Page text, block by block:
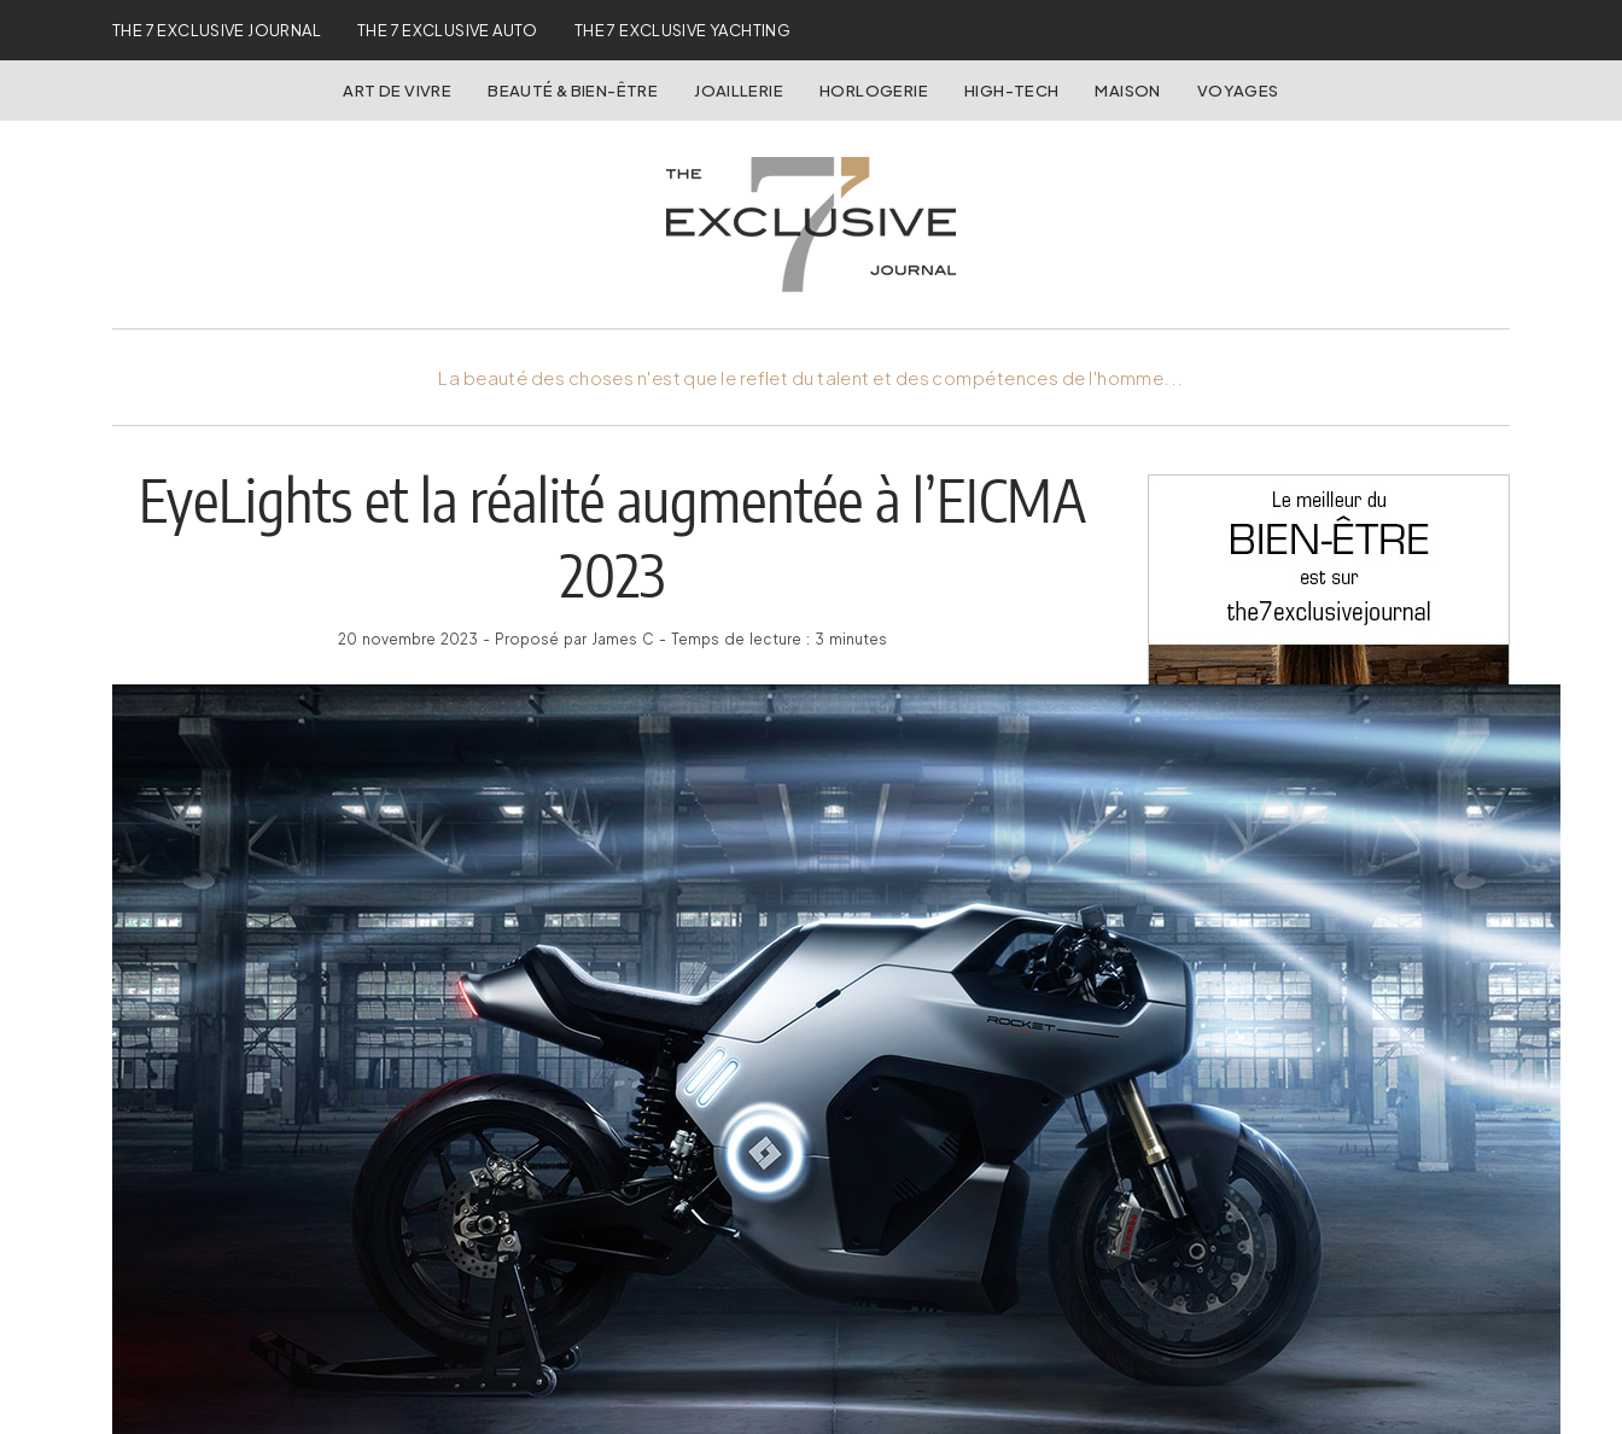
THE 7 EXCLUSIVE JOURNAL THE 7 EXCLUSIVE AUTO THE 7 EXCLUSIVE YACHTING
ART DE VIVRE BEAUTÉ & BIEN-ÊTRE JOAILLERIE HORLOGERIE HIGH-TECH MAISON VOYAGES
La beauté des choses n'est que le reflet du talent et des compétences de l'homme...
EyeLights et la réalité augmentée à l’EICMA
2023
20 novembre 2023 - Proposé par James C - Temps de lecture : 3 minutes